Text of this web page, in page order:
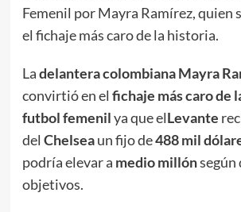
Femenil por Mayra Ramírez, quien
el fichaje más caro de la historia.
Ladelantera colombiana Mayra
convirtió en el fichaje más caro de
futbol femenilya que elLevante
del Chelseaun fijo de488 mil
podría elevar a medio millón
objetivos.